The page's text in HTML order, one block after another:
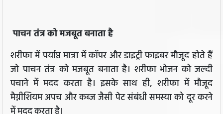
पाचन तंत्र को मजबूत बनाता है
शरीफा में पर्याप्त मात्रा में कॉपर और डाइट्री फाइबर मौजूद होते हैं
जो पाचन तंत्र को मजबूत बनाता है। शरीफा भोजन को जल्दी
पचाने में मदद करता है। इसके साथ ही, शरीफा में मौजूद
मैग्नीशियम अपच और कब्ज जैसी पेट संबंधी समस्या को दूर करने